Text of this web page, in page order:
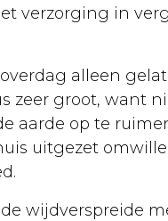
verzorging in
alleen
zeer groot,
aarde op te
uitgezet
wijdverspreide